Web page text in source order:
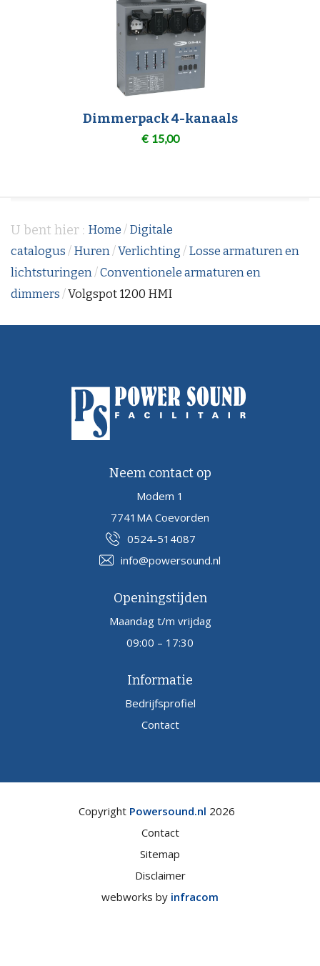
Dimmerpack 4-kanaals
€ 15,00
U bent hier : Home / Digitale
catalogus / Huren/Verlichting / Losse armaturen en
lichtsturingen/Conventionele armaturen en
dimmers /Volgspot 1200 HMI
Neem contact op
Modem 1
7741MA Coevorden
0524-514087
info@powersound.nl
Openingstijden
Maandag t/m vrijdag
09:00 – 17:30
Informatie
Bedrijfsprofiel
Contact
Copyright Powersound.nl 2026
Contact
Sitemap
Disclaimer
webworks by infracom